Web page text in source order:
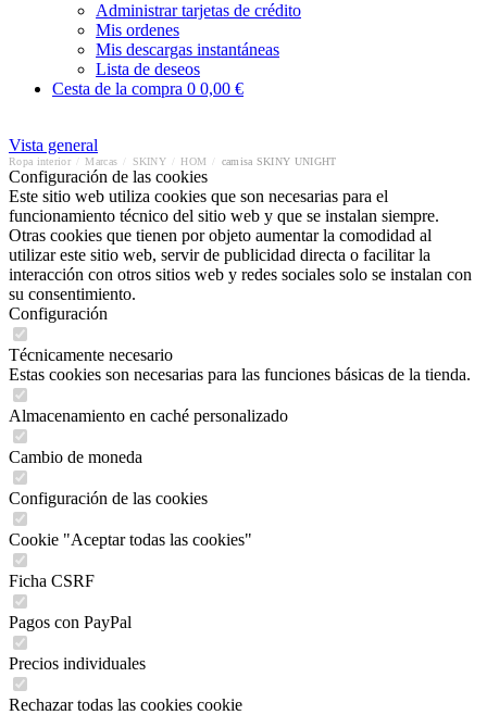
Administrar tarjetas de crédito
Mis ordenes
Mis descargas instantáneas
Lista de deseos
Cesta de la compra 0 0,00 €
Vista general
Ropa interior Marcas SKINY HOM camisa SKINY UNIGHT
Configuración de las cookies
Este sitio web utiliza cookies que son necesarias para el
funcionamiento técnico del sitio web y que se instalan siempre.
Otras cookies que tienen por objeto aumentar la comodidad al
utilizar este sitio web, servir de publicidad directa o facilitar la
interacción con otros sitios web y redes sociales solo se instalan con
su consentimiento.
Configuración
Técnicamente necesario
Estas cookies son necesarias para las funciones básicas de la tienda.
Almacenamiento en caché personalizado
Cambio de moneda
Configuración de las cookies
Cookie "Aceptar todas las cookies"
Ficha CSRF
Pagos con PayPal
Precios individuales
Rechazar todas las cookies cookie